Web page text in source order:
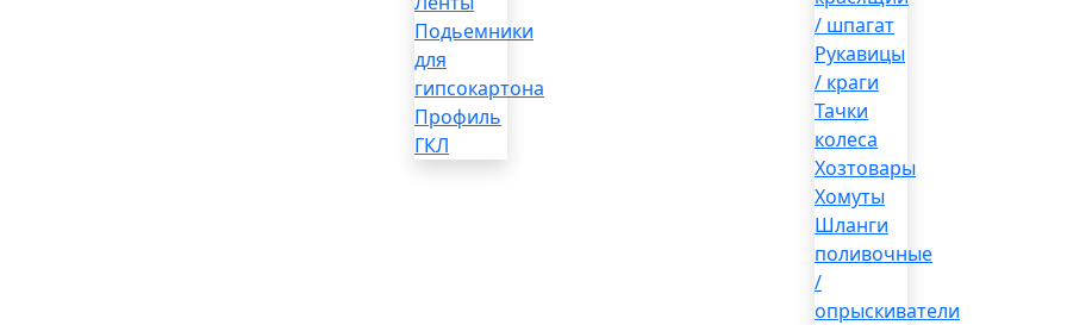
Подьемники
для
гипсокартона
Профиль
ГКЛ
/ шпагат
Рукавицы
/ краги
Тачки
колеса
Хозтовары
Хомуты
Шланги
поливочные
/
опрыскиватели